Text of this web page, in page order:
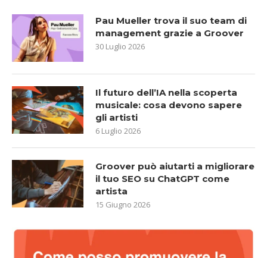
Pau Mueller trova il suo team di
management grazie a Groover
30 Luglio 2026
Il futuro dell’IA nella scoperta
musicale: cosa devono sapere
gli artisti
6 Luglio 2026
Groover può aiutarti a migliorare
il tuo SEO su ChatGPT come
artista
15 Giugno 2026